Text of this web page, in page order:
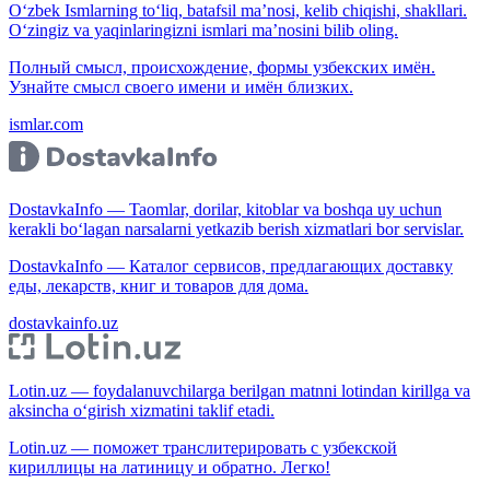
O‘zbek Ismlarning to‘liq, batafsil ma’nosi, kelib chiqishi, shakllari.
O‘zingiz va yaqinlaringizni ismlari ma’nosini bilib oling.
Полный смысл, происхождение, формы узбекских имён.
Узнайте смысл своего имени и имён близких.
ismlar.com
DostavkaInfo — Taomlar, dorilar, kitoblar va boshqa uy uchun
kerakli bo‘lagan narsalarni yetkazib berish xizmatlari bor servislar.
DostavkaInfo — Каталог сервисов, предлагающих доставку
еды, лекарств, книг и товаров для дома.
dostavkainfo.uz
Lotin.uz — foydalanuvchilarga berilgan matnni lotindan kirillga va
aksincha o‘girish xizmatini taklif etadi.
Lotin.uz — поможет транслитерировать с узбекской
кириллицы на латиницу и обратно. Легко!